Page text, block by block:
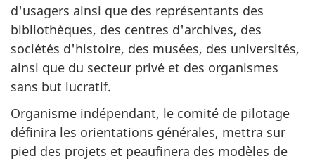
d'usagers ainsi que des représentants des
bibliothèques, des centres d'archives, des
sociétés d'histoire, des musées, des universités,
ainsi que du secteur privé et des organismes
sans but lucratif.
Organisme indépendant, le comité de pilotage
définira les orientations générales, mettra sur
pied des projets et peaufinera des modèles de